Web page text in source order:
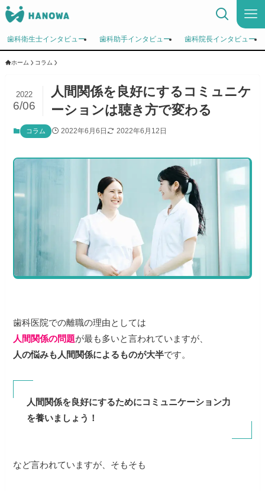
歯科衛生士インタビュー 歯科助手インタビュー 歯科院長インタビュー
ホーム コラム
人間関係を良好にするコミュニケ
ーションは聴き方で変わる
2022
6/06
コラム 2022年6月6日 2022年6月12日
歯科医院での離職の理由としては
人間関係の問題が最も多いと言われていますが、
人の悩みも人間関係によるものが大半です。
人間関係を良好にするためにコミュニケーション力
を養いましょう！
など言われていますが、そもそも